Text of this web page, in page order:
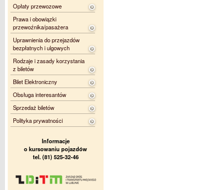
Opłaty przewozowe
Prawa i obowiązki
przewoźnika/pasażera
Uprawnienia do przejazdów
bezpłatnych i ulgowych
Rodzaje i zasady korzystania
z biletów
Bilet Elektroniczny
Obsługa interesantów
Sprzedaż biletów
Polityka prywatności
Informacje
o kursowaniu pojazdów
tel. (81) 525-32-46